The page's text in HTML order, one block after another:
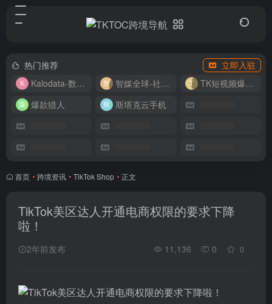
热门推荐
立即入驻
Kalodata-数据分析平台
智媒全球-社媒管理平台
TK短视频爆款复刻
爆款猎人
斯塔克云手机
首页 • 跨境资讯 • TikTok Shop • 正文
TikTok美区达人开通电商权限的要求下降
啦！
2年前发布 11,136 0 0